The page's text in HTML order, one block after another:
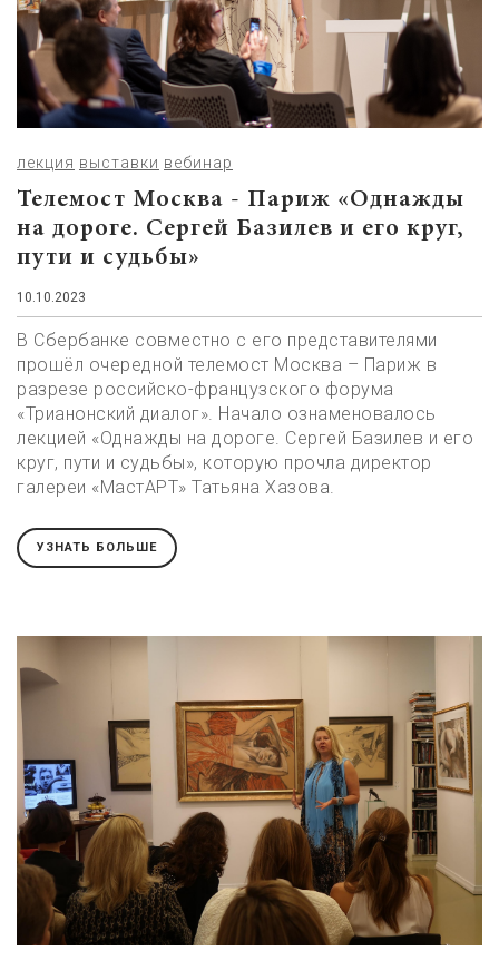
Телемост Москва - Париж «Однажды
на дороге. Сергей Базилев и его круг,
пути и судьбы»
лекция выставки вебинар
10.10.2023
В Сбербанке совместно с его представителями
прошёл очередной телемост Москва – Париж в
разрезе российско-французского форума
«Трианонский диалог». Начало ознаменовалось
лекцией «Однажды на дороге. Сергей Базилев и его
круг, пути и судьбы», которую прочла директор
галереи «МастАРТ» Татьяна Хазова.
УЗНАТЬ БОЛЬШЕ